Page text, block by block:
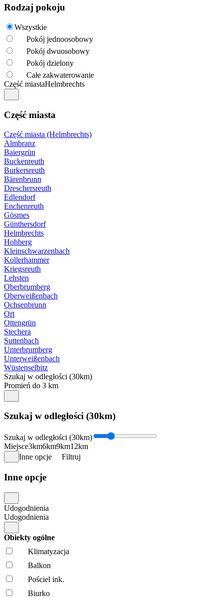
Rodzaj pokoju
Wszystkie
Pokój jednoosobowy
Pokój dwuosobowy
Pokój dzielony
Całe zakwaterowanie
Część miastaHelmbrechts
Część miasta
Część miasta (Helmbrechts)
Almbranz
Baiergrün
Buckenreuth
Burkersreuth
Bärenbrunn
Dreschersreuth
Edlendorf
Enchenreuth
Gösmes
Günthersdorf
Helmbrechts
Hohberg
Kleinschwarzenbach
Kollerhammer
Kriegsreuth
Lehsten
Oberbrumberg
Oberweißenbach
Ochsenbrunn
Ort
Ottengrün
Stechera
Suttenbach
Unterbrumberg
Unterweißenbach
Wüstenselbitz
Szukaj w odległości (30km)
Promień do 3 km
Szukaj w odległości (30km)
Szukaj w odległości (30km)
Miejsce3km6km9km12km
Inne opcje
Filtruj
Inne opcje
Udogodnienia
Udogodnienia
Obiekty ogólne
Klimatyzacja
Balkon
Pościel ink.
Biurko